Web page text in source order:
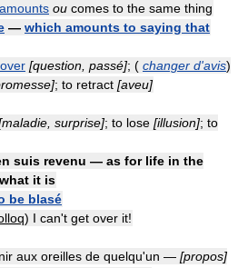
ou comes to the same thing
— which amounts to saying that
[question, passé]; ( changer d'avis)
; to retract [aveu]
surprise]; to lose [illusion]; to
suis revenu — as for life in the
it is
be blasé
) I can't get over it!
aux oreilles de quelqu'un — [propos]